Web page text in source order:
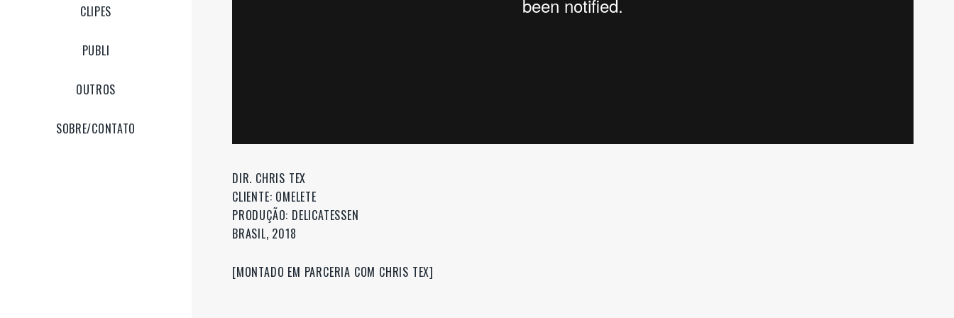
CLIPES
PUBLI
OUTROS
SOBRE/CONTATO
DIR. CHRIS TEX
CLIENTE: OMELETE
PRODUÇÃO: DELICATESSEN
BRASIL, 2018
[MONTADO EM PARCERIA COM CHRIS TEX]